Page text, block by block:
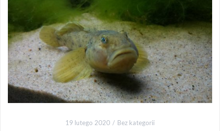
19 lutego 2020 Bez kategorii